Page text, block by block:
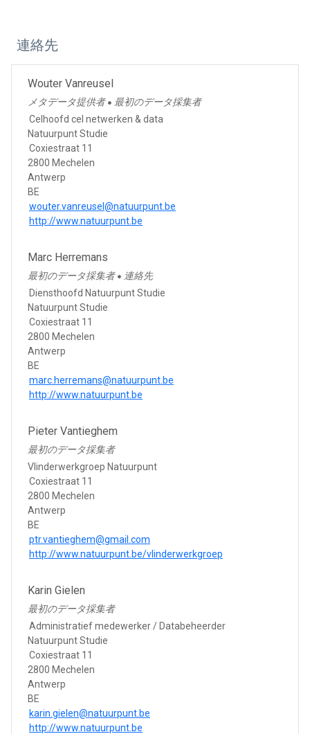
連絡先
Wouter Vanreusel
メタデータ提供者 ● 最初のデータ採集者
Celhoofd cel netwerken & data
Natuurpunt Studie
Coxiestraat 11
2800 Mechelen
Antwerp
BE
wouter.vanreusel@natuurpunt.be
http://www.natuurpunt.be
Marc Herremans
最初のデータ採集者 ● 連絡先
Diensthoofd Natuurpunt Studie
Natuurpunt Studie
Coxiestraat 11
2800 Mechelen
Antwerp
BE
marc.herremans@natuurpunt.be
http://www.natuurpunt.be
Pieter Vantieghem
最初のデータ採集者
Vlinderwerkgroep Natuurpunt
Coxiestraat 11
2800 Mechelen
Antwerp
BE
ptr.vantieghem@gmail.com
http://www.natuurpunt.be/vlinderwerkgroep
Karin Gielen
最初のデータ採集者
Administratief medewerker / Databeheerder
Natuurpunt Studie
Coxiestraat 11
2800 Mechelen
Antwerp
BE
karin.gielen@natuurpunt.be
http://www.natuurpunt.be